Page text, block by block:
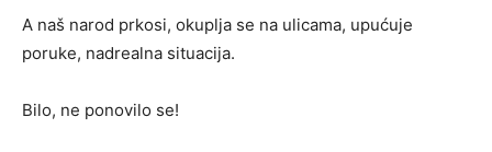
A naš narod prkosi, okuplja se na ulicama, upućuje
poruke, nadrealna situacija.
Bilo, ne ponovilo se!